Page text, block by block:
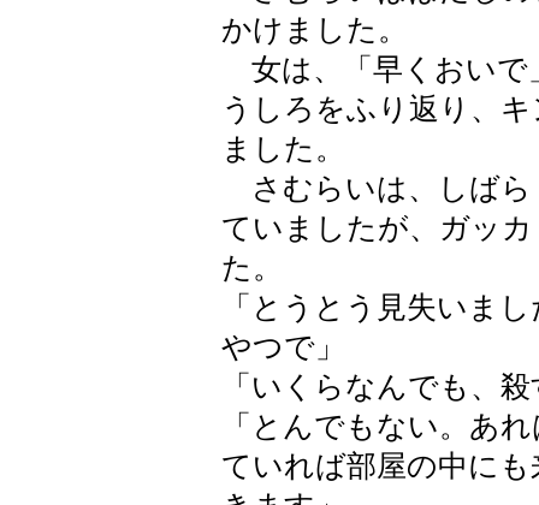
かけました。
女は、「早くおいで
うしろをふり返り、
ました。
さむらいは、しばら
ていましたが、ガッ
た。
「とうとう見失いま
やつで」
「いくらなんでも、
「とんでもない。あ
ていれば部屋の中に